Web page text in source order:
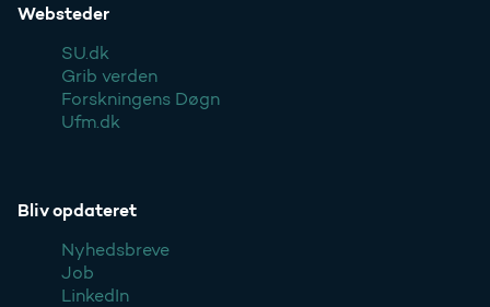
Websteder
SU.dk
Grib verden
Forskningens Døgn
Ufm.dk
Bliv opdateret
Nyhedsbreve
Job
LinkedIn